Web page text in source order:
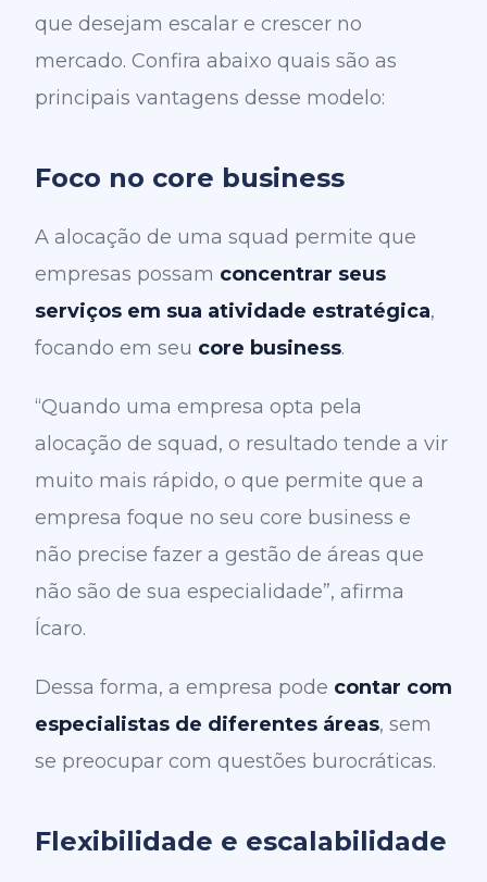
que desejam escalar e crescer no
mercado. Confira abaixo quais são as
principais vantagens desse modelo:
Foco no core business
A alocação de uma squad permite que
empresas possam concentrar seus
serviços em sua atividade estratégica,
focando em seu core business.
“Quando uma empresa opta pela
alocação de squad, o resultado tende a vir
muito mais rápido, o que permite que a
empresa foque no seu core business e
não precise fazer a gestão de áreas que
não são de sua especialidade”, afirma
Ícaro.
Dessa forma, a empresa pode contar com
especialistas de diferentes áreas, sem
se preocupar com questões burocráticas.
Flexibilidade e escalabilidade